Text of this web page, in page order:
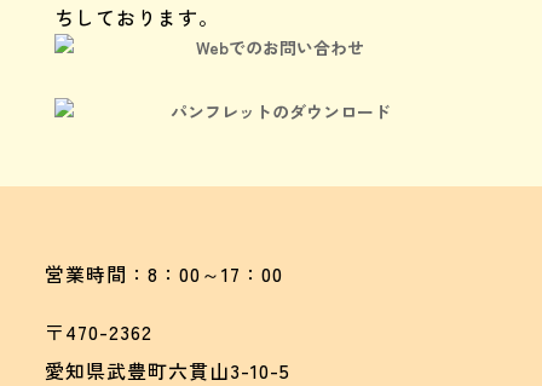
ちしております。
営業時間：8：00～17：00
〒470-2362
愛知県武豊町六貫山3-10-5